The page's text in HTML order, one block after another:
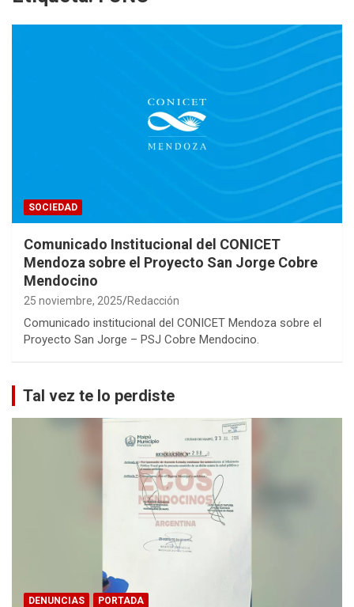
SOCIEDAD
Comunicado Institucional del CONICET
Mendoza sobre el Proyecto San Jorge Cobre
Mendocino
25 noviembre, 2025 Redacción
Comunicado institucional del CONICET Mendoza sobre el
Proyecto San Jorge – PSJ Cobre Mendocino.
Tal vez te lo perdiste
DENUNCIAS PORTADA